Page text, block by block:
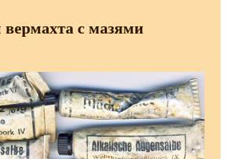
с мазями